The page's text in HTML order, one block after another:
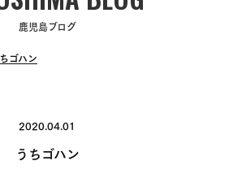
鹿児島ブログ
ゴハン
2020.04.01
うちゴハン